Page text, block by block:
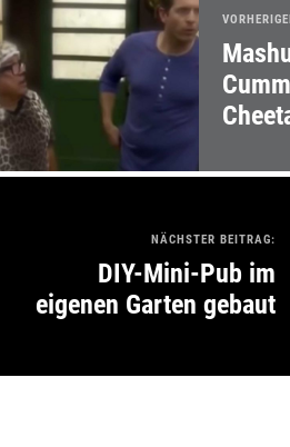
NÄCHSTER BEITRAG:
DIY-Mini-Pub im
eigenen Garten gebaut